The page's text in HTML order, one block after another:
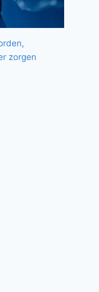
zorgen